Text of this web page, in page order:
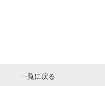
して業務改善したり、高付
一覧に戻る